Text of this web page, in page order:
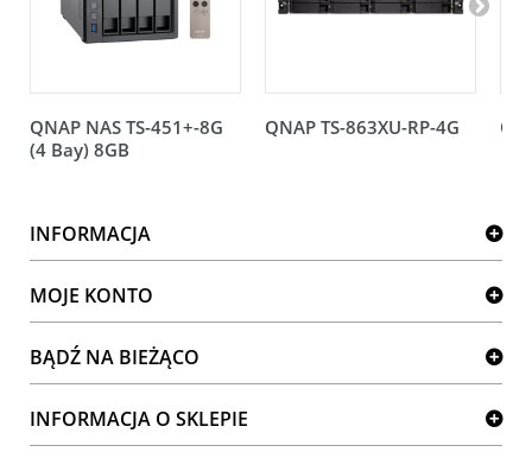
QNAP NAS TS-451+-8G
(4 Bay) 8GB
QNAP TS-863XU-RP-4G
INFORMACJA
MOJE KONTO
BĄDŹ NA BIEŻĄCO
INFORMACJA O SKLEPIE